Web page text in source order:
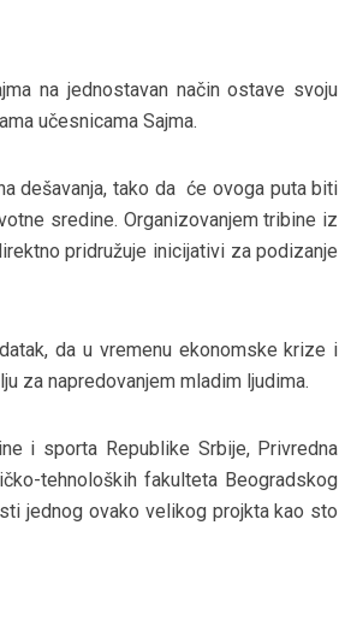
na jednostavan način ostave svoju
učesnicama Sajma.
dešavanja, tako da će ovoga puta biti
sredine. Organizovanjem tribine iz
pridružuje inicijativi za podizanje
da u vremenu ekonomske krize i
za napredovanjem mladim ljudima.
i sporta Republike Srbije, Privredna
tehnoloških fakulteta Beogradskog
jednog ovako velikog projkta kao sto